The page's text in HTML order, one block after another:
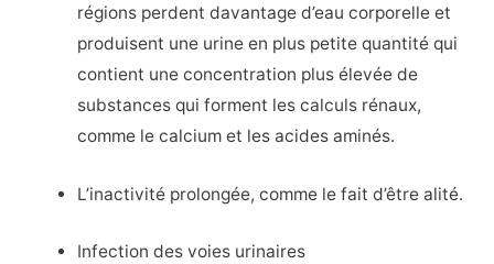
régions perdent davantage d’eau corporelle et
produisent une urine en plus petite quantité qui
contient une concentration plus élevée de
substances qui forment les calculs rénaux,
comme le calcium et les acides aminés.
L’inactivité prolongée, comme le fait d’être alité.
Infection des voies urinaires